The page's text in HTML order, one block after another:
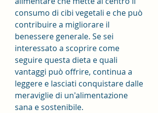
consumo di cibi vegetali e che può
contribuire a migliorare il
benessere generale. Se sei
interessato a scoprire come
seguire questa dieta e quali
vantaggi può offrire, continua a
leggere e lasciati conquistare dalle
meraviglie di un'alimentazione
sana e sostenibile.